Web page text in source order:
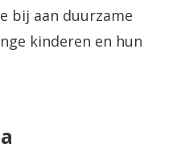
bij aan duurzame
kinderen en hun